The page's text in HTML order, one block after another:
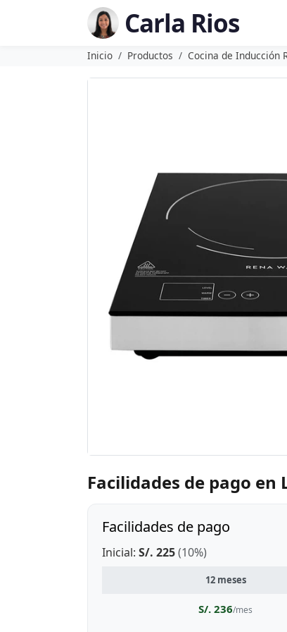
Carla Rios
Inicio Productos Cocina de Inducción
Facilidades de pago en
Facilidades de pago
Inicial: S/. 225(10%)
12 meses
S/. 236/mes